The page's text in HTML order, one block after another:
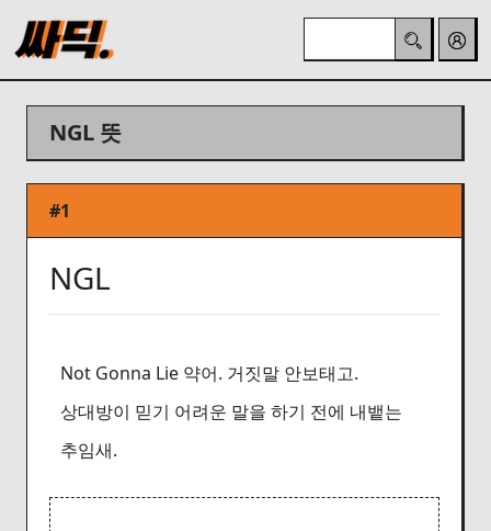
NGL 뜻
#1
NGL
Not Gonna Lie 약어. 거짓말 안보태고.
상대방이 믿기 어려운 말을 하기 전에 내뱉는
추임새.